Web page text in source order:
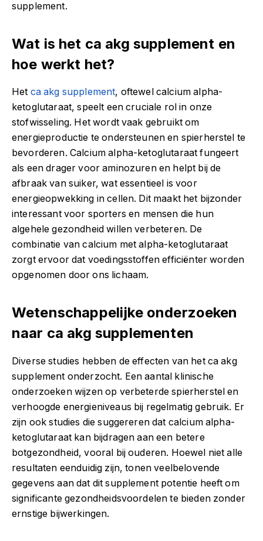
supplement.
Wat is het ca akg supplement en
hoe werkt het?
Het ca akg supplement, oftewel calcium alpha-
ketoglutaraat, speelt een cruciale rol in onze
stofwisseling. Het wordt vaak gebruikt om
energieproductie te ondersteunen en spierherstel te
bevorderen. Calcium alpha-ketoglutaraat fungeert
als een drager voor aminozuren en helpt bij de
afbraak van suiker, wat essentieel is voor
energieopwekking in cellen. Dit maakt het bijzonder
interessant voor sporters en mensen die hun
algehele gezondheid willen verbeteren. De
combinatie van calcium met alpha-ketoglutaraat
zorgt ervoor dat voedingsstoffen efficiënter worden
opgenomen door ons lichaam.
Wetenschappelijke onderzoeken
naar ca akg supplementen
Diverse studies hebben de effecten van het ca akg
supplement onderzocht. Een aantal klinische
onderzoeken wijzen op verbeterde spierherstel en
verhoogde energieniveaus bij regelmatig gebruik. Er
zijn ook studies die suggereren dat calcium alpha-
ketoglutaraat kan bijdragen aan een betere
botgezondheid, vooral bij ouderen. Hoewel niet alle
resultaten eenduidig zijn, tonen veelbelovende
gegevens aan dat dit supplement potentie heeft om
significante gezondheidsvoordelen te bieden zonder
ernstige bijwerkingen.